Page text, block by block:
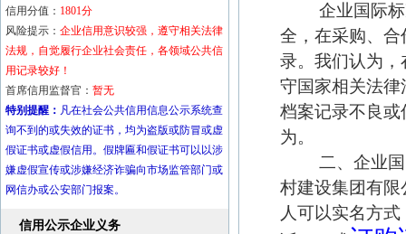
信用分值： 1801分
风险提示： 企业信用意识较强，遵守相关法律
法规，自觉履行企业社会责任，各领域公共信
用记录较好！
首席信用监督官： 暂无
特别提醒： 凡在社会公共信用信息公示系统查
询不到的或失效的证书，均为盗版或防冒或虚
假证书或虚假信用。假牌匾和假证书可以以涉
嫌虚假宣传或涉嫌经济诈骗向市场监管部门或
网信办或公安部门报案。
信用公示企业义务
企业国际标准
全，在采购、
录。我们认为
守国家相关法
档案记录不良
为。
二、企业国际
村建设集团有
人可以实名方